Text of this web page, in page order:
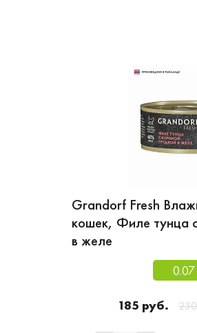
Grandorf Fresh
кошек, Филе тунца
в желе
0.07
185 руб.